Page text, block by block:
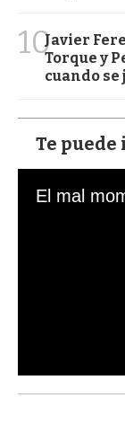
10Javier
Torque y
cuando se
Te
s